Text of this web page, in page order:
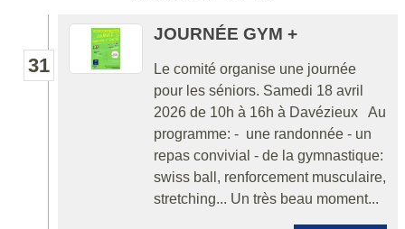
31
JOURNÉE GYM +
Le comité organise une journée
pour les séniors. Samedi 18 avril
2026 de 10h à 16h à Davézieux Au
programme: - une randonnée - un
repas convivial - de la gymnastique:
swiss ball, renforcement musculaire,
stretching... Un très beau moment...